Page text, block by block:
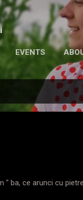
EVENTS
" ba, ce arunci cu